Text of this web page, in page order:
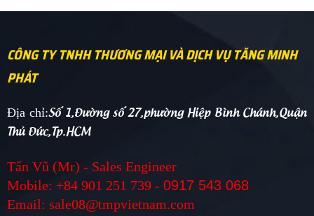
CÔNG TY TNHH THƯƠNG MẠI VÀ DỊCH VỤ TĂNG MINH
PHÁT
Địa chỉ:Số 1,Đường số 27,phường Hiệp Bình Chánh,Quận
Thủ Đức,Tp.HCM
Tấn Vũ (Mr) - Sales Engineer
Mobile: +84 901 251 739 - 0917 543 068
Email: sale08@tmpvietnam.com